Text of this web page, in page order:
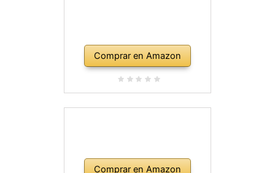
Comprar en Amazon
Comprar en Amazon